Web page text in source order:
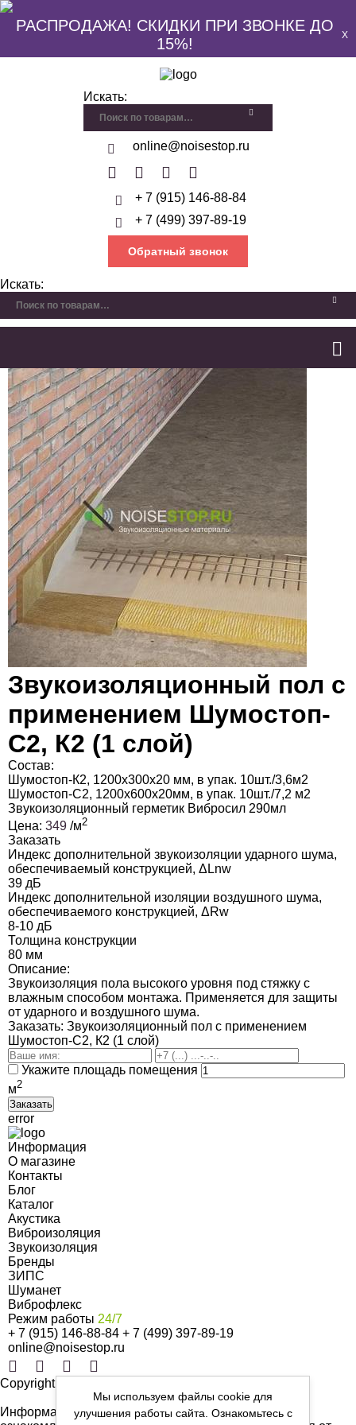
РАСПРОДАЖА! СКИДКИ ПРИ ЗВОНКЕ ДО
15%!
X
Искать:
online@noisestop.ru
+ 7 (915) 146-88-84
+ 7 (499) 397-89-19
Обратный звонок
Искать:
Звукоизоляционный пол с
применением Шумостоп-
С2, К2 (1 слой)
Состав:
Шумостоп-К2, 1200х300х20 мм, в упак. 10шт./3,6м2
Шумостоп-С2, 1200х600х20мм, в упак. 10шт./7,2 м2
Звукоизоляционный герметик Вибросил 290мл
Цена: 349 /м2
Заказать
Индекс дополнительной звукоизоляции ударного шума,
обеспечиваемый конструкцией, ΔLnw
39 дБ
Индекс дополнительной изоляции воздушного шума,
обеспечиваемого конструкцией, ΔRw
8-10 дБ
Толщина конструкции
80 мм
Описание:
Звукоизоляция пола высокого уровня под стяжку с
влажным способом монтажа. Применяется для защиты
от ударного и воздушного шума.
Заказать: Звукоизоляционный пол с применением
Шумостоп-С2, К2 (1 слой)
Укажите площадь помещения
м2
error
Информация
О магазине
Контакты
Блог
Каталог
Акустика
Виброизоляция
Звукоизоляция
Бренды
ЗИПС
Шуманет
Виброфлекс
Режим работы 24/7
+ 7 (915) 146-88-84 + 7 (499) 397-89-19
online@noisestop.ru
Copyright © noisestop.ru 2026.
Информация о товарах на сайте приведена в целях
Мы используем файлы cookie для
улучшения работы сайта. Ознакомьтесь с